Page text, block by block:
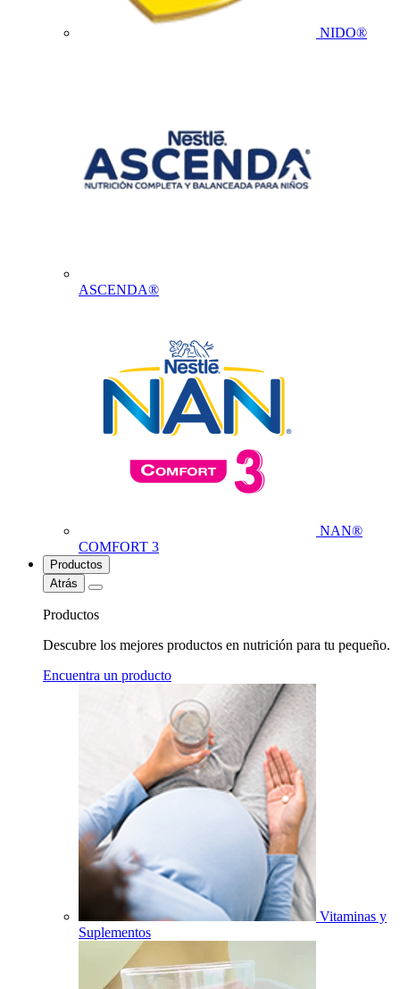
NIDO®
ASCENDA®
NAN®
COMFORT 3
Productos
Atrás
Productos
Descubre los mejores productos en nutrición para tu pequeño.
Encuentra un producto
Vitaminas y
Suplementos